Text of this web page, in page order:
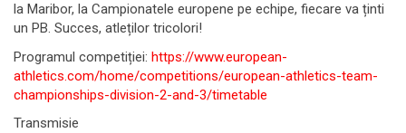
la Maribor, la Campionatele europene pe echipe, fiecare va ținti
un PB. Succes, atleților tricolori!
Programul competiției: https://www.european-
athletics.com/home/competitions/european-athletics-team-
championships-division-2-and-3/timetable
Transmisie